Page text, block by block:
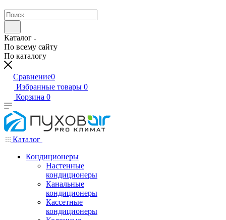
Каталог
По всему сайту
По каталогу
Сравнение0
Избранные товары 0
Корзина 0
Каталог
Кондиционеры
Настенные
кондиционеры
Канальные
кондиционеры
Кассетные
кондиционеры